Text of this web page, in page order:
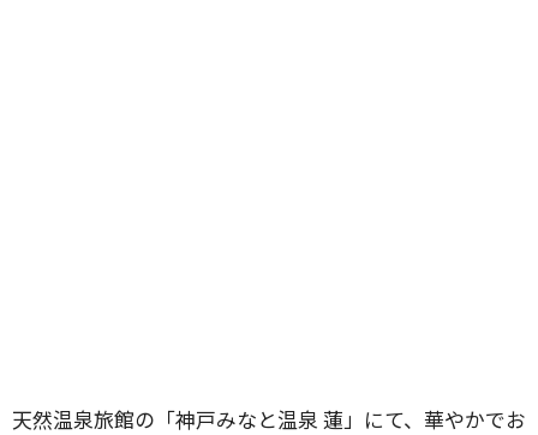
天然温泉旅館の「神戸みなと温泉 蓮」にて、華やかでお